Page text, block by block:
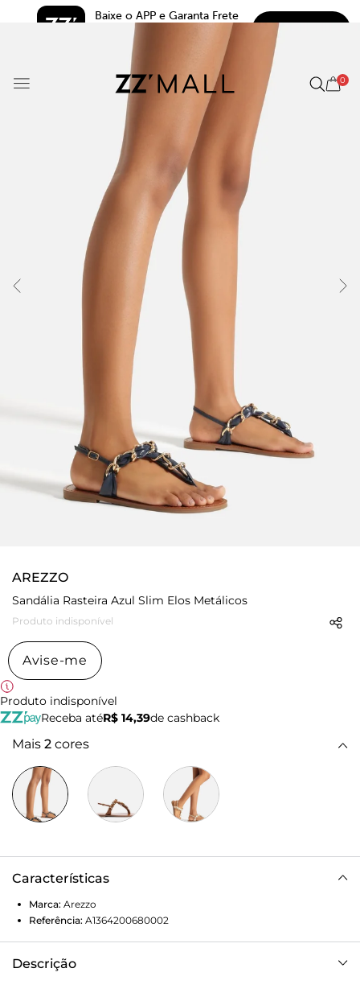
Baixe o APP e Garanta Frete
BAIXAR
0
AREZZO
Sandália Rasteira Azul Slim Elos Metálicos
Produto indisponível
Avise-me
Produto indisponível
Receba atéR$ 14,39de cashback
Mais 2 cores
Características
Marca: Arezzo
Referência: A1364200680002
Descrição